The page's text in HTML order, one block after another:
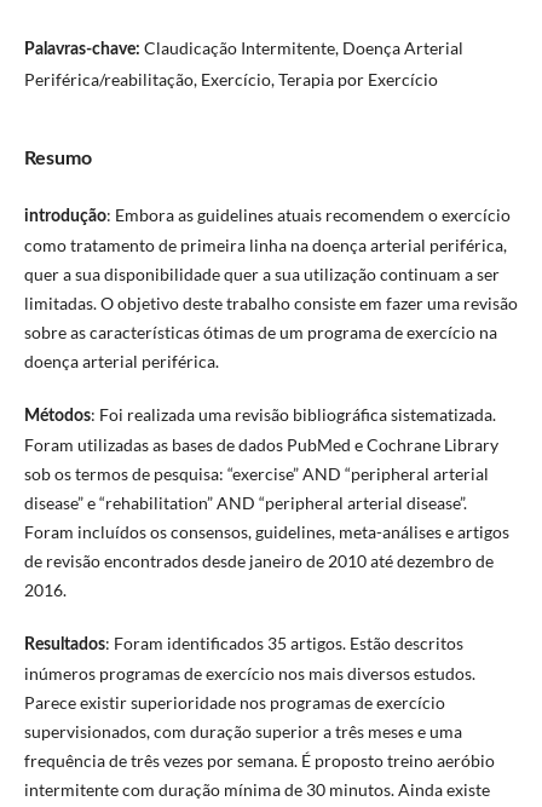
Palavras-chave: Claudicação Intermitente, Doença Arterial
Periférica/reabilitação, Exercício, Terapia por Exercício
Resumo
introdução: Embora as guidelines atuais recomendem o exercício
como tratamento de primeira linha na doença arterial periférica,
quer a sua disponibilidade quer a sua utilização continuam a ser
limitadas. O objetivo deste trabalho consiste em fazer uma revisão
sobre as características ótimas de um programa de exercício na
doença arterial periférica.
Métodos: Foi realizada uma revisão bibliográfica sistematizada.
Foram utilizadas as bases de dados PubMed e Cochrane Library
sob os termos de pesquisa: “exercise” AND “peripheral arterial
disease” e “rehabilitation” AND “peripheral arterial disease”.
Foram incluídos os consensos, guidelines, meta-análises e artigos
de revisão encontrados desde janeiro de 2010 até dezembro de
2016.
Resultados: Foram identificados 35 artigos. Estão descritos
inúmeros programas de exercício nos mais diversos estudos.
Parece existir superioridade nos programas de exercício
supervisionados, com duração superior a três meses e uma
frequência de três vezes por semana. É proposto treino aeróbio
intermitente com duração mínima de 30 minutos. Ainda existe